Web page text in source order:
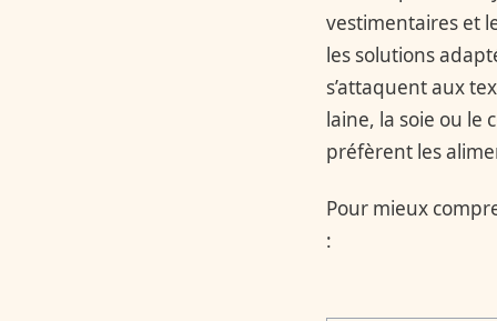
vestimentaires et
les solutions
s’attaquent aux
laine, la soie ou le
préfèrent les
Pour mieux
: